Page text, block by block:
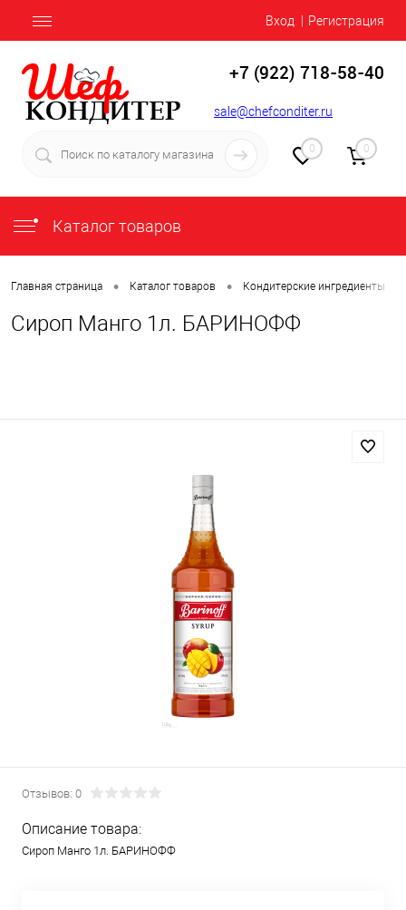
Вход Регистрация
+7 (922) 718-58-40
sale@chefconditer.ru
0 0
Каталог товаров
Главная страница • Каталог товаров • Кондитерские ингредиенты
Сироп Манго 1л. БАРИНОФФ
Отзывов: 0
Описание товара:
Сироп Манго 1л. БАРИНОФФ